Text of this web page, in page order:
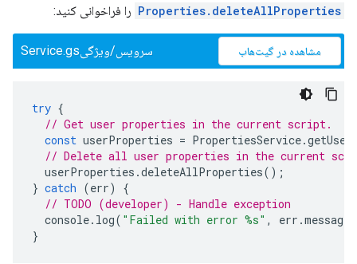
Properties.deleteAllProperties را فراخوانی کنید:
سرویس/ویژگیService.gs مشاهده در گیت‌هاب
try {
// Get user properties in the current script.
const userProperties = PropertiesService.
// Delete all user properties in the current
userProperties .deleteAllProperties();
} catch (err)
{
// TODO (developer) - Handle exception
console. log( "Failed with error %s" , err .message
}